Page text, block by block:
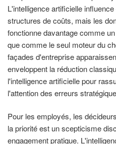
L'intelligence artificielle
structures de coûts, mais les
fonctionne davantage comme
que comme le seul moteur du
façades d'entreprise
enveloppent la réduction
l'intelligence artificielle pour
l'attention des erreurs
Pour les employés, les
la priorité est un scepticisme
engagement pratique.